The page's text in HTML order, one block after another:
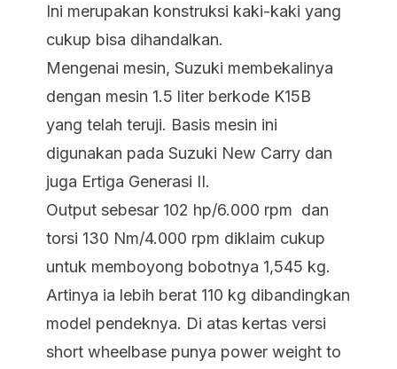
Ini merupakan konstruksi kaki-kaki yang
cukup bisa dihandalkan.
Mengenai mesin, Suzuki membekalinya
dengan mesin 1.5 liter berkode K15B
yang telah teruji. Basis mesin ini
digunakan pada Suzuki New Carry dan
juga Ertiga Generasi II.
Output sebesar 102 hp/6.000 rpm dan
torsi 130 Nm/4.000 rpm diklaim cukup
untuk memboyong bobotnya 1,545 kg.
Artinya ia lebih berat 110 kg dibandingkan
model pendeknya. Di atas kertas versi
short wheelbase punya power weight to